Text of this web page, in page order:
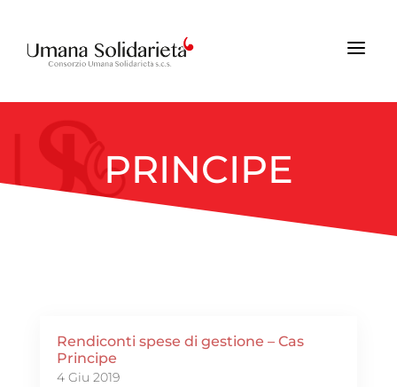
a
PRINCIPE
Rendiconti spese di gestione – Cas
Principe
4 Giu 2019